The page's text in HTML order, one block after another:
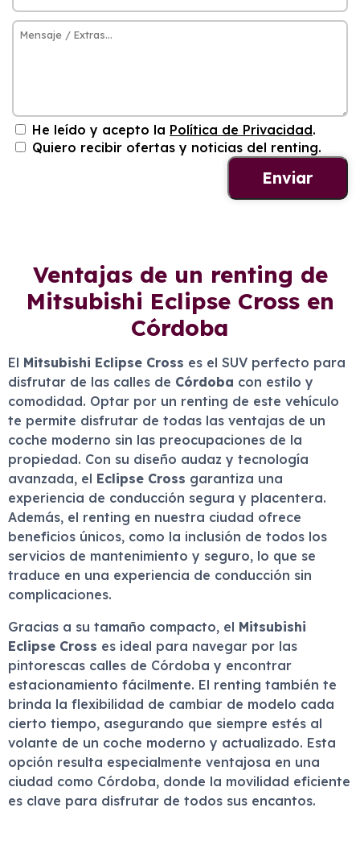
He leído y acepto la Política de Privacidad.
Quiero recibir ofertas y noticias del renting.
Ventajas de un renting de
Mitsubishi Eclipse Cross en
Córdoba
El Mitsubishi Eclipse Cross es el SUV perfecto para
disfrutar de las calles de Córdoba con estilo y
comodidad. Optar por un renting de este vehículo
te permite disfrutar de todas las ventajas de un
coche moderno sin las preocupaciones de la
propiedad. Con su diseño audaz y tecnología
avanzada, el Eclipse Cross garantiza una
experiencia de conducción segura y placentera.
Además, el renting en nuestra ciudad ofrece
beneficios únicos, como la inclusión de todos los
servicios de mantenimiento y seguro, lo que se
traduce en una experiencia de conducción sin
complicaciones.
Gracias a su tamaño compacto, el Mitsubishi
Eclipse Cross es ideal para navegar por las
pintorescas calles de Córdoba y encontrar
estacionamiento fácilmente. El renting también te
brinda la flexibilidad de cambiar de modelo cada
cierto tiempo, asegurando que siempre estés al
volante de un coche moderno y actualizado. Esta
opción resulta especialmente ventajosa en una
ciudad como Córdoba, donde la movilidad eficiente
es clave para disfrutar de todos sus encantos.